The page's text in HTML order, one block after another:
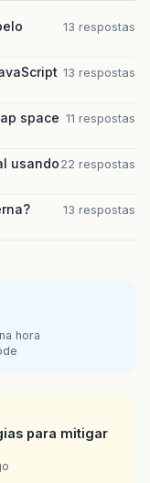
13 respostas
13 respostas
space 11 respostas
usando22 respostas
13 respostas
hora
para mitigar